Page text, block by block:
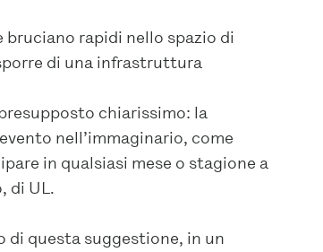
rapidi nello spazio di
di una infrastruttura
chiarissimo: la
nell’immaginario, come
in qualsiasi mese o stagione a
di UL.
di questa suggestione, in un